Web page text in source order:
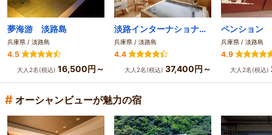
夢海游 淡路島
兵庫県 / 淡路島
4.5
大人2名(税込) 16,500円～
淡路インターナショナルホテルザ・サンプラザ
兵庫県 / 淡路島
4.4
大人2名(税込) 37,400円～
兵庫県 / 淡路島
4.9
大人2名(税込)
# オーシャンビューが魅力の宿